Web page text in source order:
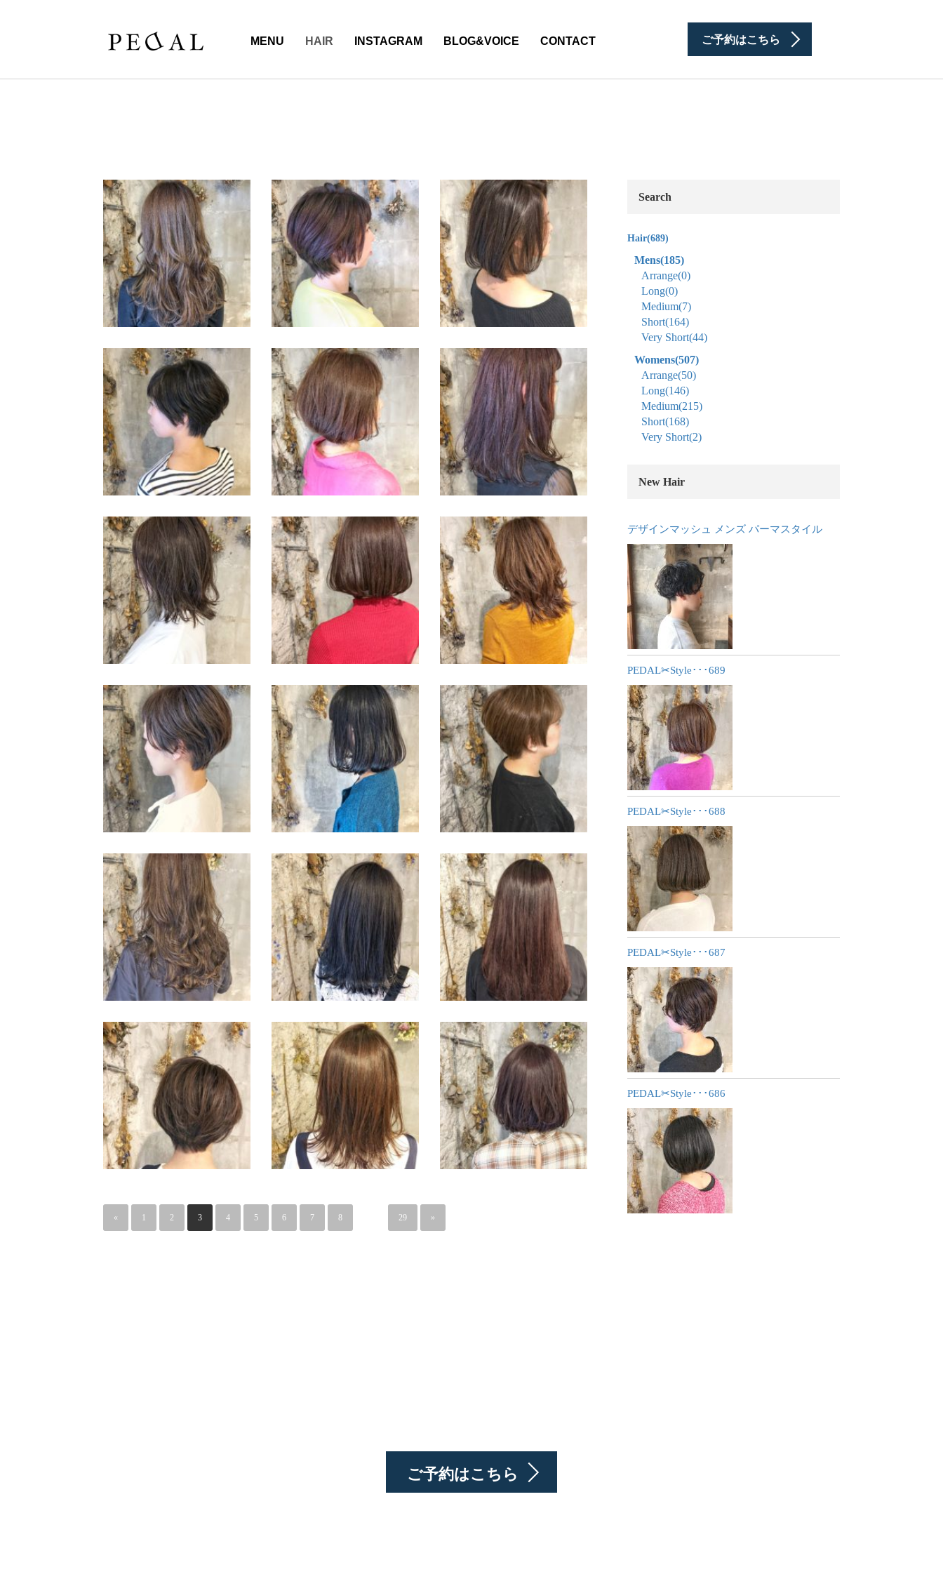
MENU HAIR INSTAGRAM BLOG&VOICE CONTACT ご予約はこちら
« 1 2 3 4 5 6 7 8 29 »
Search
Hair(689)
Mens(185)
Arrange(0)
Long(0)
Medium(7)
Short(164)
Very Short(44)
Womens(507)
Arrange(50)
Long(146)
Medium(215)
Short(168)
Very Short(2)
New Hair
デザインマッシュ メンズ パーマスタイル
PEDAL✂︎Style･･･689
PEDAL✂︎Style･･･688
PEDAL✂︎Style･･･687
PEDAL✂︎Style･･･686
ご予約はこちら